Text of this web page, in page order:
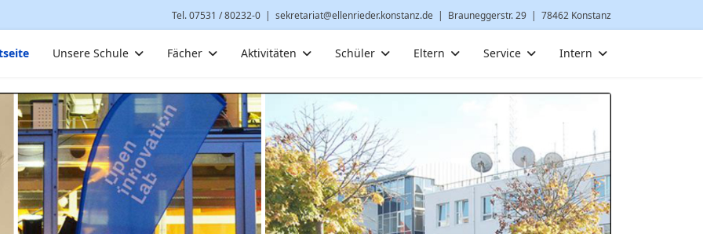
Tel. 07531 / 80232-0 | sekretariat@ellenrieder.konstanz.de | Brauneggerstr. 29 | 78462 Konstanz
Unsere Schule Fächer Aktivitäten Schüler Eltern Service Intern